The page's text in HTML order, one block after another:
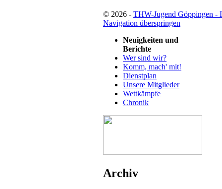
© 2026 - THW-Jugend Göppingen -
Navigation überspringen
Neuigkeiten und
Berichte
Wer sind wir?
Komm, mach' mit!
Dienstplan
Unsere Mitglieder
Wettkämpfe
Chronik
Archiv